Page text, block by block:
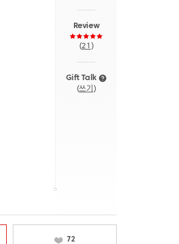
Review
(21 )
Gift Talk
(쓰기 )
72